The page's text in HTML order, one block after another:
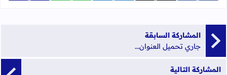
المشاركة السابقة
جاري تحميل العنوان...
المشاركة التالية